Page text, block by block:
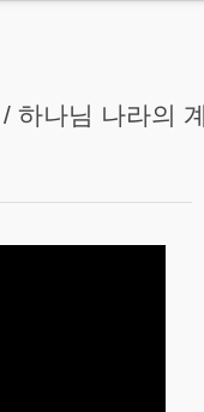
하나님 나라의